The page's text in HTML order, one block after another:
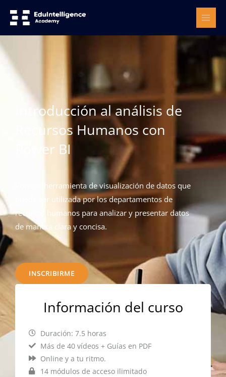
Introducción al análisis de
Recursos Humanos con
Power BI
Potente herramienta de visualización de datos que
puede ser utilizada por los departamentos de
recursos humanos para analizar y presentar datos
de manera clara y concisa.
INSCRIBIRME
Información del curso
Duración: 7.5 horas
Más de 40 vídeos + Guías en PDF
Online y a tu ritmo.
14 módulos de acceso ilimitado